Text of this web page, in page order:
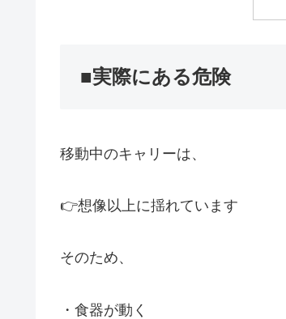
■実際にある危険
移動中のキャリーは、
👉想像以上に揺れています
そのため、
・食器が動く